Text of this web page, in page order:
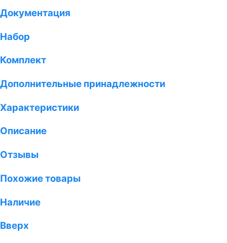
Документация
Набор
Комплект
Дополнительные принадлежности
Характеристики
Описание
Отзывы
Похожие товары
Наличие
Вверх